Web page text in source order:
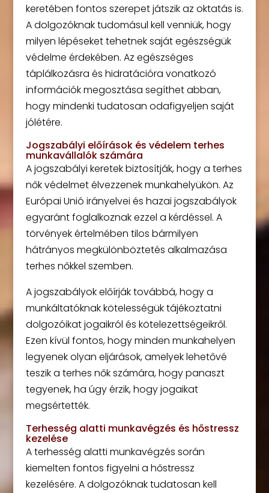
keretében fontos szerepet játszik az oktatás is.
A dolgozóknak tudomásul kell venniük, hogy
milyen lépéseket tehetnek saját egészségük
védelme érdekében. Az egészséges
táplálkozásra és hidratációra vonatkozó
információk megosztása segíthet abban,
hogy mindenki tudatosan odafigyeljen saját
jólétére.
Jogszabályi előírások és védelem terhes
munkavállalók számára
A jogszabályi keretek biztosítják, hogy a terhes
nők védelmet élvezzenek munkahelyükön. Az
Európai Unió irányelvei és hazai jogszabályok
egyaránt foglalkoznak ezzel a kérdéssel. A
törvények értelmében tilos bármilyen
hátrányos megkülönböztetés alkalmazása
terhes nőkkel szemben.
A jogszabályok előírják továbbá, hogy a
munkáltatóknak kötelességük tájékoztatni
dolgozóikat jogaikról és kötelezettségeikről.
Ezen kívül fontos, hogy minden munkahelyen
legyenek olyan eljárások, amelyek lehetővé
teszik a terhes nők számára, hogy panaszt
tegyenek, ha úgy érzik, hogy jogaikat
megsértették.
Terhesség alatti munkavégzés és hőstressz
kezelése
A terhesség alatti munkavégzés során
kiemelten fontos figyelni a hőstressz
kezelésére. A dolgozóknak tudatosan kell